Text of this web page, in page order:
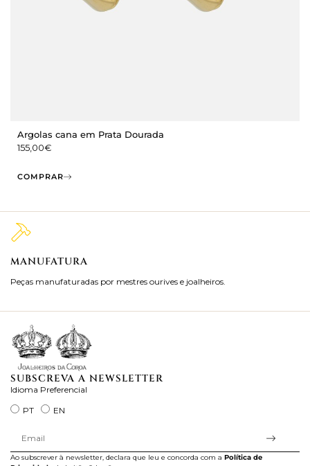
Argolas cana em Prata Dourada
155,00€
COMPRAR
MANUFATURA
Peças manufaturadas por mestres ourives e joalheiros.
SUBSCREVA A NEWSLETTER
Idioma Preferencial
PT
EN
Ao subscrever à newsletter, declara que leu e concorda com a Política de